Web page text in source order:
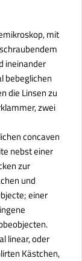
mit
ineinander
bebeglichen
die Linsen zu
zwei
concaven
nebst einer
zur
und
einer
linear, oder
Kästchen,